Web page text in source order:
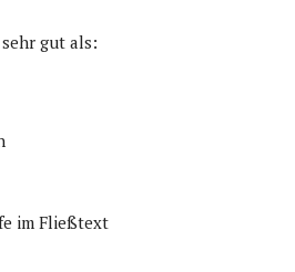
gut als:
im Fließtext